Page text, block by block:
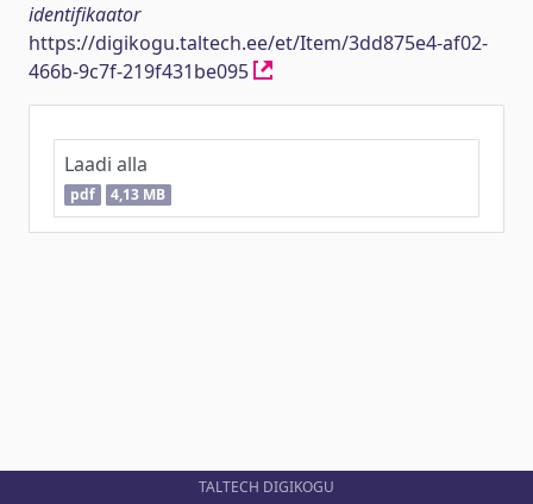
identifikaator
https://digikogu.taltech.ee/et/Item/3dd875e4-af02-
466b-9c7f-219f431be095
Laadi alla
pdf 4,13 MB
TALTECH DIGIKOGU